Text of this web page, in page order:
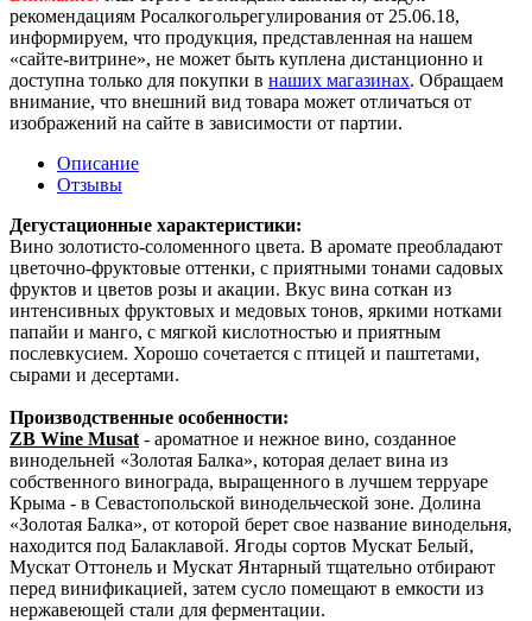
рекомендациям Росалкогольрегулирования от 25.06.18,
информируем, что продукция, представленная на нашем
«сайте-витрине», не может быть куплена дистанционно и
доступна только для покупки в наших магазинах. Обращаем
внимание, что внешний вид товара может отличаться от
изображений на сайте в зависимости от партии.
Описание
Отзывы
Дегустационные характеристики:
Вино золотисто-соломенного цвета. В аромате преобладают
цветочно-фруктовые оттенки, с приятными тонами садовых
фруктов и цветов розы и акации. Вкус вина соткан из
интенсивных фруктовых и медовых тонов, яркими нотками
папайи и манго, с мягкой кислотностью и приятным
послевкусием. Хорошо сочетается с птицей и паштетами,
сырами и десертами.
Производственные особенности:
ZB Wine Musat - ароматное и нежное вино, созданное
винодельней «Золотая Балка», которая делает вина из
собственного винограда, выращенного в лучшем терруаре
Крыма - в Севастопольской винодельческой зоне. Долина
«Золотая Балка», от которой берет свое название винодельня,
находится под Балаклавой. Ягоды сортов Мускат Белый,
Мускат Оттонель и Мускат Янтарный тщательно отбирают
перед винификацией, затем сусло помещают в емкости из
нержавеющей стали для ферментации.